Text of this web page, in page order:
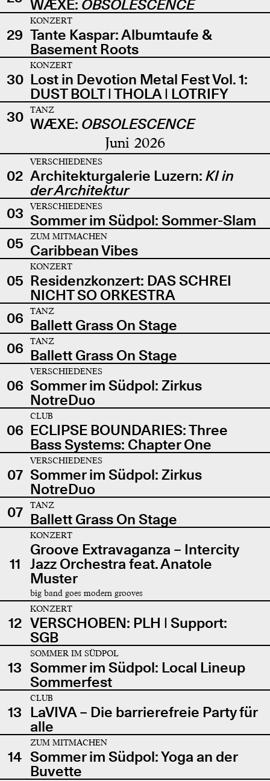
WÆXE: OBSOLESCENCE
29
KONZERT
Tante Kaspar: Albumtaufe &
Basement Roots
30
KONZERT
Lost in Devotion Metal Fest Vol. 1:
DUST BOLT | THOLA | LOTRIFY
30
TANZ
WÆXE: OBSOLESCENCE
Juni 2026
02
VERSCHIEDENES
Architekturgalerie Luzern: KI in
der Architektur
03
VERSCHIEDENES
Sommer im Südpol: Sommer-Slam
05
ZUM MITMACHEN
Caribbean Vibes
05
KONZERT
Residenzkonzert: DAS SCHREI
NICHT SO ORKESTRA
06
TANZ
Ballett Grass On Stage
06
TANZ
Ballett Grass On Stage
06
VERSCHIEDENES
Sommer im Südpol: Zirkus
NotreDuo
06
CLUB
ECLIPSE BOUNDARIES: Three
Bass Systems: Chapter One
07
VERSCHIEDENES
Sommer im Südpol: Zirkus
NotreDuo
07
TANZ
Ballett Grass On Stage
11
KONZERT
Groove Extravaganza – Intercity
Jazz Orchestra feat. Anatole
Muster
big band goes modern grooves
12
KONZERT
VERSCHOBEN: PLH | Support:
SGB
13
SOMMER IM SÜDPOL
Sommer im Südpol: Local Lineup
Sommerfest
13
CLUB
LaVIVA – Die barrierefreie Party für
alle
14
ZUM MITMACHEN
Sommer im Südpol: Yoga an der
Buvette